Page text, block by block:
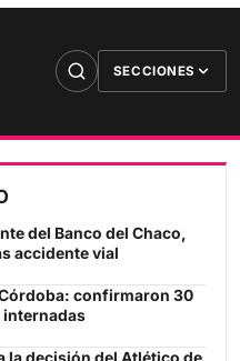
SECCIONES
del Banco del Chaco,
accidente vial
confirmaron 30
internadas
la decisión del Atlético de